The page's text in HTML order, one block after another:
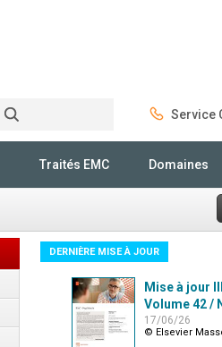
Service
Traités EMC Domaines
DERNIÈRE MISE À JOUR
Mise à jour
Volume 42 /
17/06/26
© Elsevier